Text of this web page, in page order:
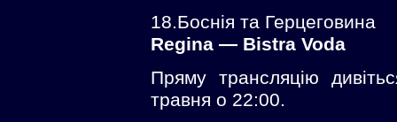
18.Боснія та Герцеговина
Regina — Bistra Voda
Пряму трансляцію
травня о 22:00.